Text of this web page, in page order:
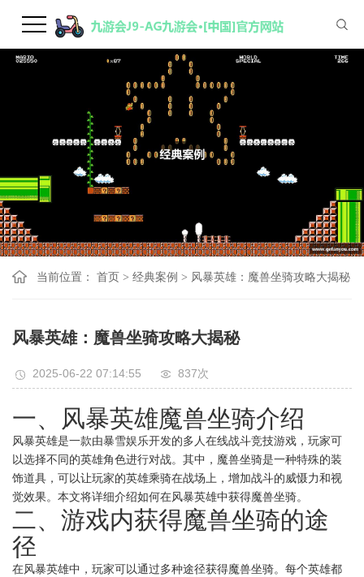
当前位置： 首页 > 经典案例 > 风暴英雄：魔兽坐骑攻略大揭秘
风暴英雄：魔兽坐骑攻略大揭秘
2025-06-22 07:14:55 837次
一、风暴英雄魔兽坐骑介绍
风暴英雄是一款由暴雪娱乐开发的多人在线战斗竞技游戏，玩家可
以选择不同的英雄角色进行对战。其中，魔兽坐骑是一种特殊的装
饰道具，可以让玩家的英雄乘骑在战场上，增加战斗的威慑力和视
觉效果。本文将详细介绍如何在风暴英雄中获得魔兽坐骑。
二、游戏内获得魔兽坐骑的途
径
在风暴英雄中，玩家可以通过多种途径获得魔兽坐骑。每个英雄都